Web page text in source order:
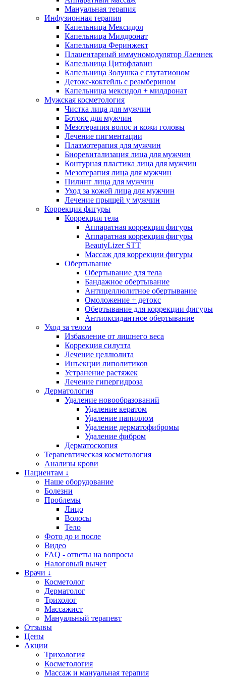
Мануальная терапия
Инфузионная терапия
Капельница Мексидол
Капельница Милдронат
Капельница Феринжект
Плацентарный иммуномодулятор Лаеннек
Капельница Цитофлавин
Капельница Золушка с глутатионом
Детокс-коктейль с реамберином
Капельница мексидол + милдронат
Мужская косметология
Чистка лица для мужчин
Ботокс для мужчин
Мезотерапия волос и кожи головы
Лечение пигментации
Плазмотерапия для мужчин
Биоревитализация лица для мужчин
Контурная пластика лица для мужчин
Мезотерапия лица для мужчин
Пилинг лица для мужчин
Уход за кожей лица для мужчин
Лечение прыщей у мужчин
Коррекция фигуры
Коррекция тела
Аппаратная коррекция фигуры
Аппаратная коррекция фигуры
BeautyLizer STT
Массаж для коррекции фигуры
Обертывание
Обертывание для тела
Бандажное обертывание
Антицеллюлитное обертывание
Омоложение + детокс
Обертывание для коррекции фигуры
Антиоксидантное обертывание
Уход за телом
Избавление от лишнего веса
Коррекция силуэта
Лечение целлюлита
Инъекции липолитиков
Устранение растяжек
Лечение гипергидроза
Дерматология
Удаление новообразований
Удаление кератом
Удаление папиллом
Удаление дерматофибромы
Удаление фибром
Дерматоскопия
Терапевтическая косметология
Анализы крови
Пациентам ↓
Наше оборудование
Болезни
Проблемы
Лицо
Волосы
Тело
Фото до и после
Видео
FAQ - ответы на вопросы
Налоговый вычет
Врачи ↓
Косметолог
Дерматолог
Трихолог
Массажист
Мануальный терапевт
Отзывы
Цены
Акции
Трихология
Косметология
Массаж и мануальная терапия